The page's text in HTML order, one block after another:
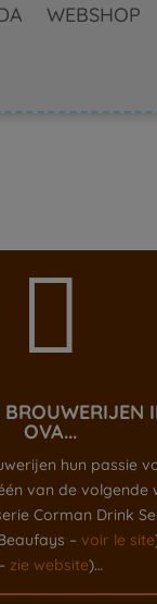
WEBSHOP

OVA...
hun passie
van de volgende
Corman Drink
– voir le site
– zie website)…